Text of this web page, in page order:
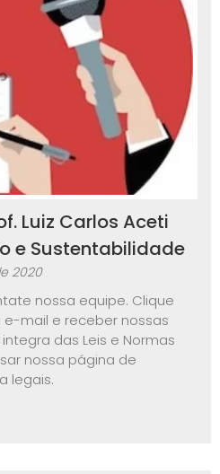
Luiz Carlos Aceti
e Sustentabilidade
2020
nossa equipe. Clique
mail e receber nossas
das Leis e Normas
nossa página de
legais.